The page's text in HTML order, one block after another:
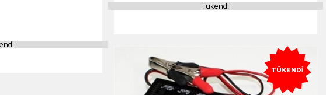
Tükendi
TÜKENDI